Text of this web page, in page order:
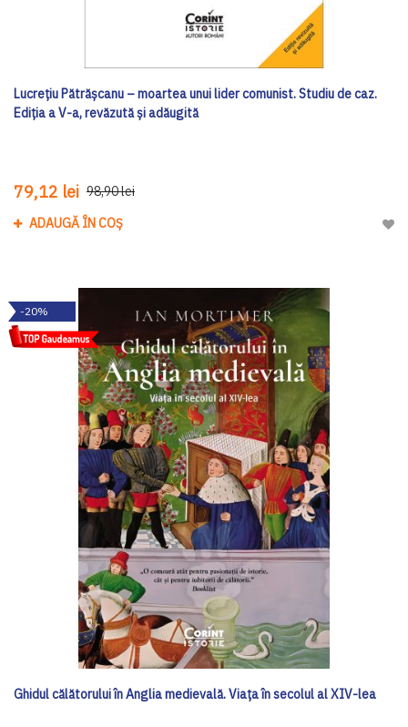
Lucrețiu Pătrășcanu – moartea unui lider comunist. Studiu de caz.
Ediția a V-a, revăzută și adăugită
79,12 lei 98,90 lei
ADAUGĂ ÎN COȘ
-20%
Ghidul călătorului în Anglia medievală. Viața în secolul al XIV-lea